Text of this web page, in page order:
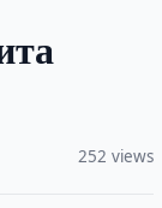
252 views